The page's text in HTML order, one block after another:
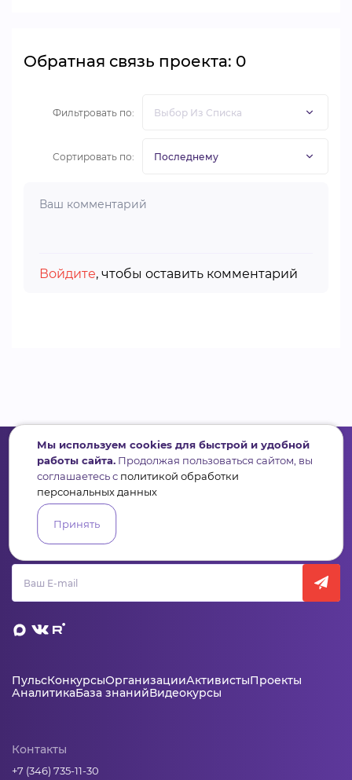
Обратная связь проекта: 0
Фильтровать по:
Сортировать по:
Войдите, чтобы оставить комментарий
Сервис для некоммерческих организаций
и социальных предпринимателей
Подпишись на рассылку дайджест, новости, мероприятия
ПульсКонкурсыОрганизацииАктивистыПроекты
АналитикаБаза знанийВидеокурсы
Контакты
+7 (346) 735-11-30
Мы используем cookies для быстрой и удобной
работы сайта. Продолжая пользоваться сайтом, вы
соглашаетесь с политикой обработки
персональных данных
Принять